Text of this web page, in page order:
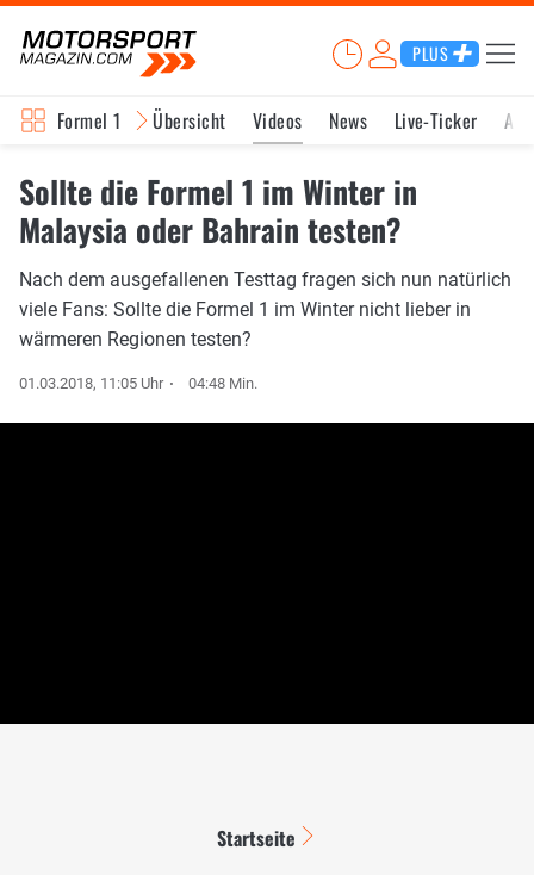
PLUS
Formel 1 Übersicht Videos News Live-Ticker
Sollte die Formel 1 im Winter in
Malaysia oder Bahrain testen?
Nach dem ausgefallenen Testtag fragen sich nun natürlich
viele Fans: Sollte die Formel 1 im Winter nicht lieber in
wärmeren Regionen testen?
01.03.2018, 11:05 Uhr 04:48 Min.
Startseite